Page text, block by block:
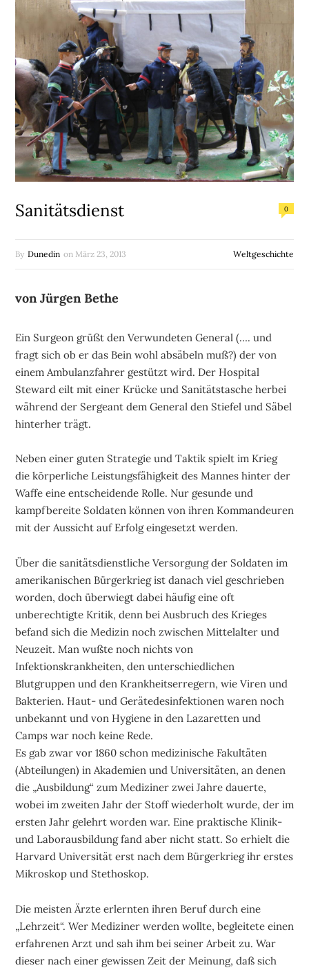
Sanitätsdienst 0
By Dunedin on März 23, 2013 Weltgeschichte
von Jürgen Bethe
Ein Surgeon grüßt den Verwundeten General (…. und
fragt sich ob er das Bein wohl absäbeln muß?) der von
einem Ambulanzfahrer gestützt wird. Der Hospital
Steward eilt mit einer Krücke und Sanitätstasche herbei
während der Sergeant dem General den Stiefel und Säbel
hinterher trägt.
Neben einer guten Strategie und Taktik spielt im Krieg
die körperliche Leistungsfähigkeit des Mannes hinter der
Waffe eine entscheidende Rolle. Nur gesunde und
kampfbereite Soldaten können von ihren Kommandeuren
mit der Aussicht auf Erfolg eingesetzt werden.
Über die sanitätsdienstliche Versorgung der Soldaten im
amerikanischen Bürgerkrieg ist danach viel geschrieben
worden, doch überwiegt dabei häufig eine oft
unberechtigte Kritik, denn bei Ausbruch des Krieges
befand sich die Medizin noch zwischen Mittelalter und
Neuzeit. Man wußte noch nichts von
Infektionskrankheiten, den unterschiedlichen
Blutgruppen und den Krankheitserregern, wie Viren und
Bakterien. Haut- und Gerätedesinfektionen waren noch
unbekannt und von Hygiene in den Lazaretten und
Camps war noch keine Rede.
Es gab zwar vor 1860 schon medizinische Fakultäten
(Abteilungen) in Akademien und Universitäten, an denen
die „Ausbildung“ zum Mediziner zwei Jahre dauerte,
wobei im zweiten Jahr der Stoff wiederholt wurde, der im
ersten Jahr gelehrt worden war. Eine praktische Klinik-
und Laborausbildung fand aber nicht statt. So erhielt die
Harvard Universität erst nach dem Bürgerkrieg ihr erstes
Mikroskop und Stethoskop.
Die meisten Ärzte erlernten ihren Beruf durch eine
„Lehrzeit“. Wer Mediziner werden wollte, begleitete einen
erfahrenen Arzt und sah ihm bei seiner Arbeit zu. War
dieser nach einer gewissen Zeit der Meinung, daß sich